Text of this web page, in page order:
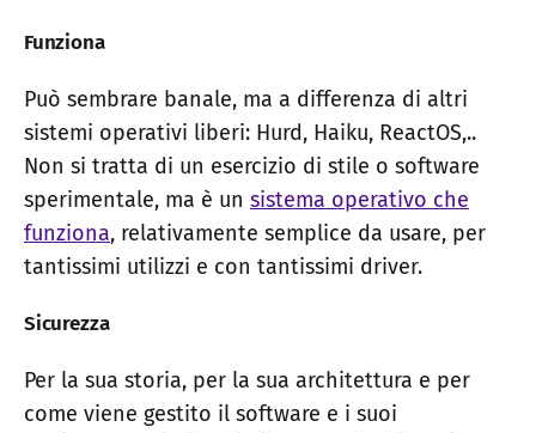
Funziona
Può sembrare banale, ma a differenza di altri
sistemi operativi liberi: Hurd, Haiku, ReactOS,..
Non si tratta di un esercizio di stile o software
sperimentale, ma è un sistema operativo che
funziona, relativamente semplice da usare, per
tantissimi utilizzi e con tantissimi driver.
Sicurezza
Per la sua storia, per la sua architettura e per
come viene gestito il software e i suoi